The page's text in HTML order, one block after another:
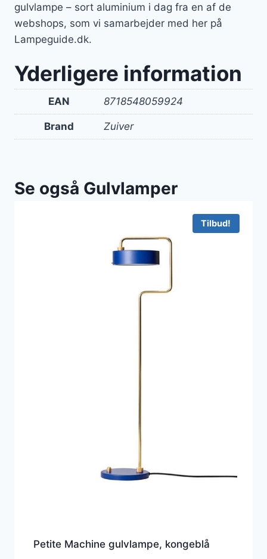
gulvlampe – sort aluminium i dag fra en af de
webshops, som vi samarbejder med her på
Lampeguide.dk.
Yderligere information
EAN 8718548059924
Brand Zuiver
Se også Gulvlamper
Tilbud!
Petite Machine gulvlampe, kongeblå